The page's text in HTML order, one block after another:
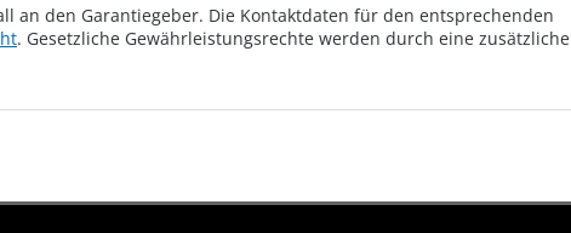
an den Garantiegeber. Die Kontaktdaten für den entsprechenden
. Gesetzliche Gewährleistungsrechte werden durch eine zusätzliche